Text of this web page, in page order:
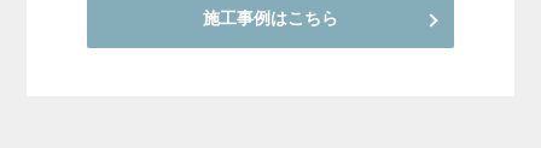
施工事例はこちら